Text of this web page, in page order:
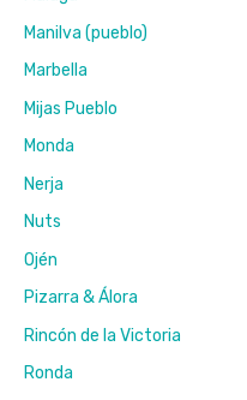
Manilva (pueblo)
Marbella
Mijas Pueblo
Monda
Nerja
Nuts
Ojén
Pizarra & Álora
Rincón de la Victoria
Ronda